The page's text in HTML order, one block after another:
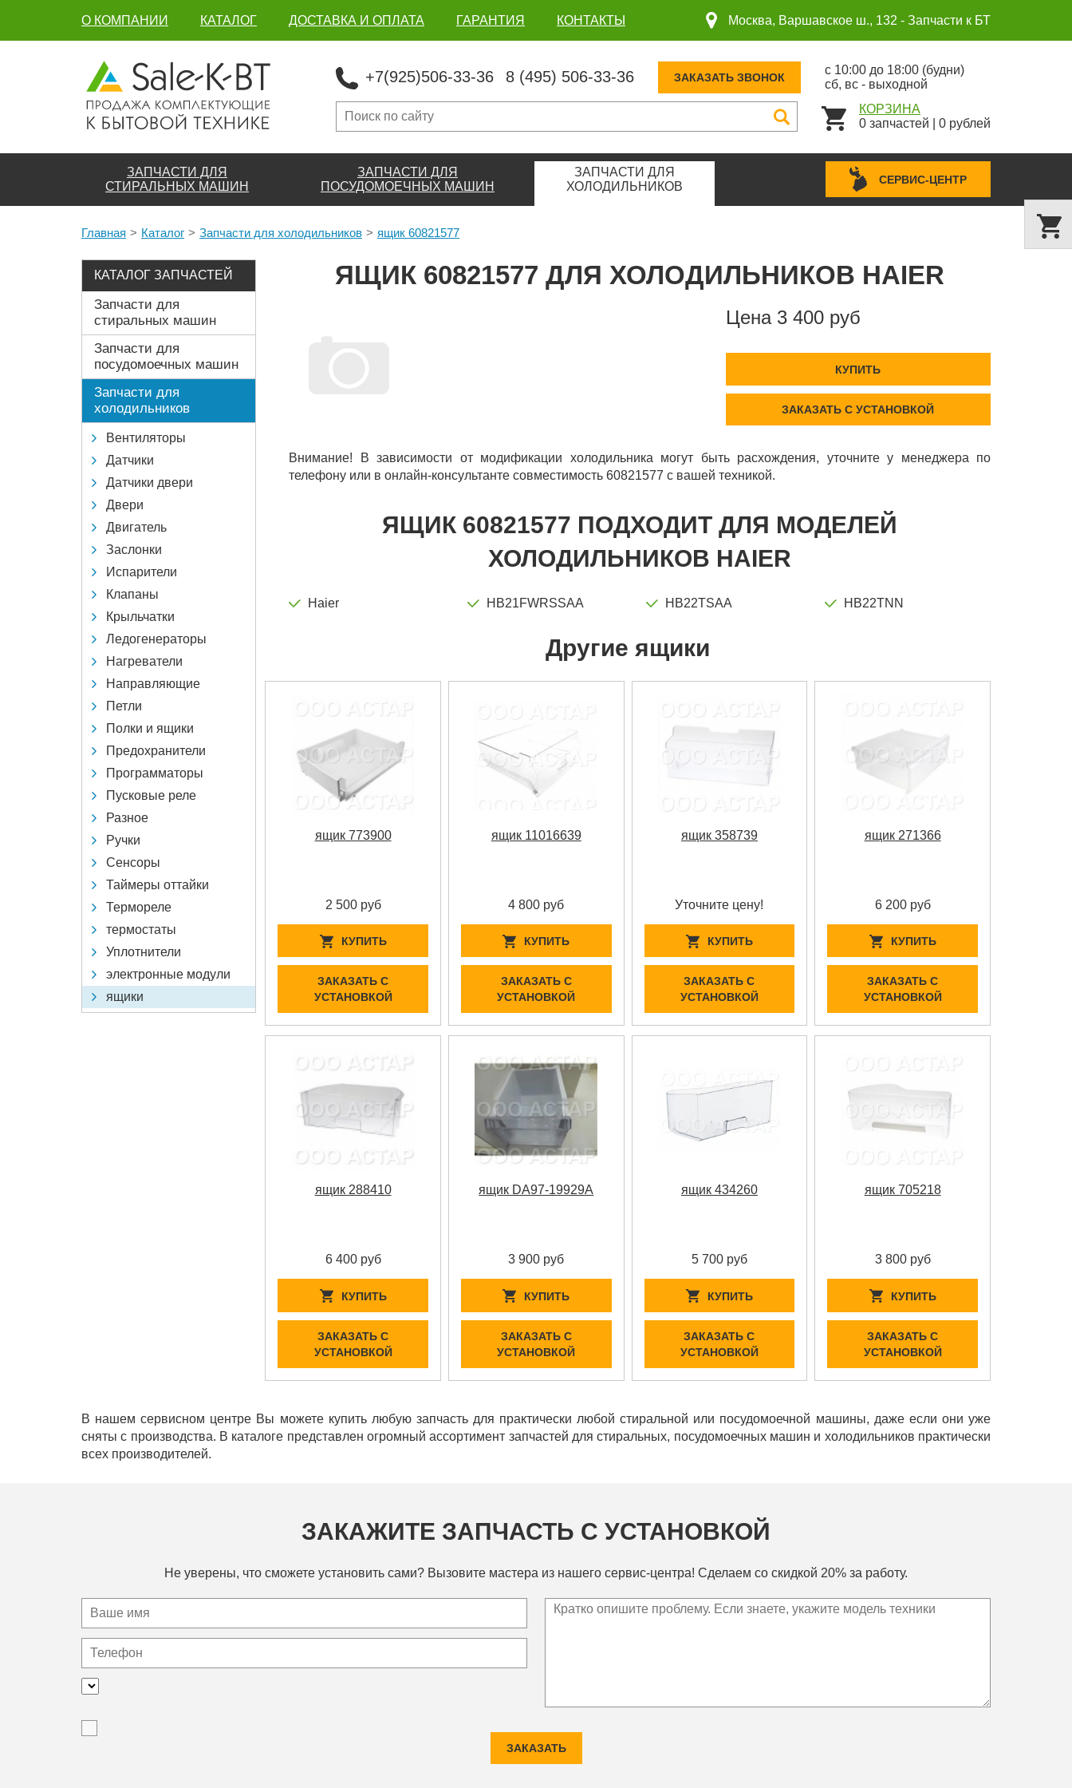
О КОМПАНИИ КАТАЛОГ ДОСТАВКА И ОПЛАТА ГАРАНТИЯ КОНТАКТЫ Москва, Варшавское ш., 132 - Запчасти к БТ
+7(925)506-33-36 8 (495) 506-33-36 ЗАКАЗАТЬ ЗВОНОК
с 10:00 до 18:00 (будни)
сб, вс - выходной
КОРЗИНА
0 запчастей 0 рублей
ЗАПЧАСТИ ДЛЯ
СТИРАЛЬНЫХ МАШИН
ЗАПЧАСТИ ДЛЯ
ПОСУДОМОЕЧНЫХ МАШИН
ЗАПЧАСТИ ДЛЯ
ХОЛОДИЛЬНИКОВ
СЕРВИС-ЦЕНТР
Главная Каталог Запчасти для холодильников ящик 60821577
КАТАЛОГ ЗАПЧАСТЕЙ
Запчасти для
стиральных машин
Запчасти для
посудомоечных машин
Запчасти для
холодильников
Вентиляторы
Датчики
Датчики двери
Двери
Двигатель
Заслонки
Испарители
Клапаны
Крыльчатки
Ледогенераторы
Нагреватели
Направляющие
Петли
Полки и ящики
Предохранители
Программаторы
Пусковые реле
Разное
Ручки
Сенсоры
Таймеры оттайки
Термореле
термостаты
Уплотнители
электронные модули
ящики
ЯЩИК 60821577 ДЛЯ ХОЛОДИЛЬНИКОВ HAIER
Цена 3 400 руб
КУПИТЬ
ЗАКАЗАТЬ С УСТАНОВКОЙ
Внимание! В зависимости от модификации холодильника могут быть расхождения, уточните у менеджера по
телефону или в онлайн-консультанте совместимость 60821577 с вашей техникой.
ЯЩИК 60821577 ПОДХОДИТ ДЛЯ МОДЕЛЕЙ
ХОЛОДИЛЬНИКОВ HAIER
Haier HB21FWRSSAA HB22TSAA HB22TNN
Другие ящики
ящик 773900
2 500 руб
КУПИТЬ
ЗАКАЗАТЬ С
УСТАНОВКОЙ
ящик 11016639
4 800 руб
КУПИТЬ
ЗАКАЗАТЬ С
УСТАНОВКОЙ
ящик 358739
Уточните цену!
КУПИТЬ
ЗАКАЗАТЬ С
УСТАНОВКОЙ
ящик 271366
6 200 руб
КУПИТЬ
ЗАКАЗАТЬ С
УСТАНОВКОЙ
ящик 288410
6 400 руб
КУПИТЬ
ЗАКАЗАТЬ С
УСТАНОВКОЙ
ящик DA97-19929A
3 900 руб
КУПИТЬ
ЗАКАЗАТЬ С
УСТАНОВКОЙ
ящик 434260
5 700 руб
КУПИТЬ
ЗАКАЗАТЬ С
УСТАНОВКОЙ
ящик 705218
3 800 руб
КУПИТЬ
ЗАКАЗАТЬ С
УСТАНОВКОЙ
В нашем сервисном центре Вы можете купить любую запчасть для практически любой стиральной или посудомоечной машины, даже если они уже
сняты с производства. В каталоге представлен огромный ассортимент запчастей для стиральных, посудомоечных машин и холодильников практически
всех производителей.
ЗАКАЖИТЕ ЗАПЧАСТЬ С УСТАНОВКОЙ
Не уверены, что сможете установить сами? Вызовите мастера из нашего сервис-центра! Сделаем со скидкой 20% за работу.
ЗАКАЗАТЬ